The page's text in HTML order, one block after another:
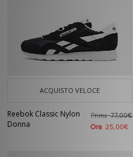
ACQUISTO VELOCE
Reebok Classic Nylon
Donna
Prima77,00€
Ora 25,00€